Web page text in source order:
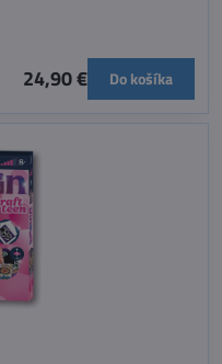
24,90 € Do košíka